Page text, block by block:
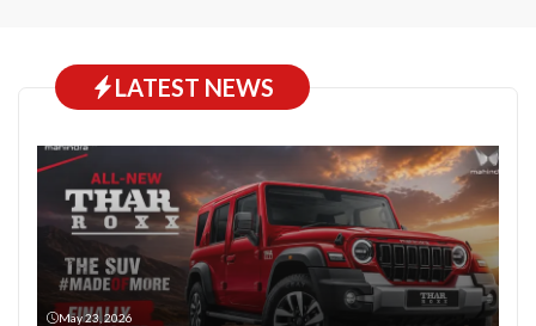
LATEST NEWS
May 23, 2026